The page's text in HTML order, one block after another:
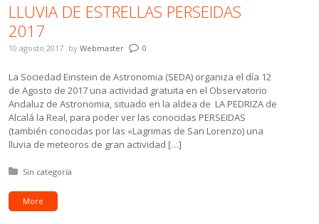
LLUVIA DE ESTRELLAS PERSEIDAS
2017
10 agosto 2017 by Webmaster 0
La Sociedad Einstein de Astronomia (SEDA) organiza el día 12
de Agosto de 2017 una actividad gratuita en el Observatorio
Andaluz de Astronomia, situado en la aldea de LA PEDRIZA de
Alcalá la Real, para poder ver las conocidas PERSEIDAS
(también conocidas por las «Lagrimas de San Lorenzo) una
lluvia de meteoros de gran actividad […]
Posted in:
Sin categoría
More